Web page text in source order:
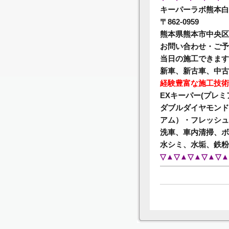
キーパーラボ熊本
〒862-0959
熊本県熊本市中央
お問い合わせ・ご
当日の施工できま
新車、新古車、中
経験豊富な施工技
EXキーパー(プレ
ダブルダイヤモン
アム）・フレッシ
洗車、車内清掃、
水シミ、水垢、鉄